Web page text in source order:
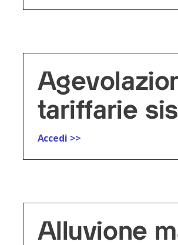
tariffarie
Accedi >>
Alluvione